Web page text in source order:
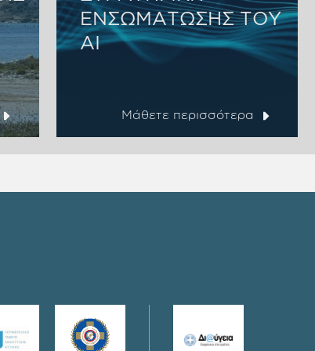
ΕΝΣΩΜΑΤΩΣΗΣ ΤΟΥ
ΑΙ
Μάθετε περισσότερα